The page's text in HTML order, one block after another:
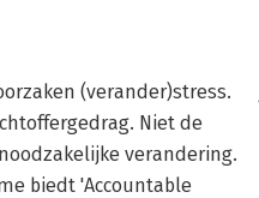
(verander)stress.
Niet de
verandering.
biedt 'Accountable